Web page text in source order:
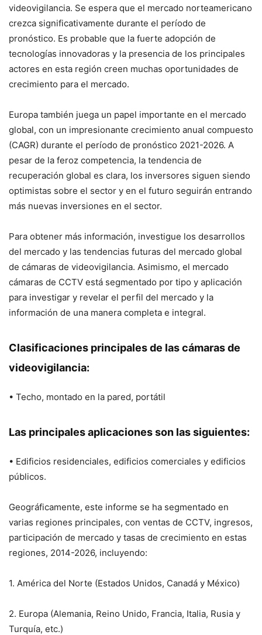
videovigilancia. Se espera que el mercado norteamericano
crezca significativamente durante el período de
pronóstico. Es probable que la fuerte adopción de
tecnologías innovadoras y la presencia de los principales
actores en esta región creen muchas oportunidades de
crecimiento para el mercado.
Europa también juega un papel importante en el mercado
global, con un impresionante crecimiento anual compuesto
(CAGR) durante el período de pronóstico 2021-2026. A
pesar de la feroz competencia, la tendencia de
recuperación global es clara, los inversores siguen siendo
optimistas sobre el sector y en el futuro seguirán entrando
más nuevas inversiones en el sector.
Para obtener más información, investigue los desarrollos
del mercado y las tendencias futuras del mercado global
de cámaras de videovigilancia. Asimismo, el mercado
cámaras de CCTV está segmentado por tipo y aplicación
para investigar y revelar el perfil del mercado y la
información de una manera completa e integral.
Clasificaciones principales de las cámaras de
videovigilancia:
• Techo, montado en la pared, portátil
Las principales aplicaciones son las siguientes:
• Edificios residenciales, edificios comerciales y edificios
públicos.
Geográficamente, este informe se ha segmentado en
varias regiones principales, con ventas de CCTV, ingresos,
participación de mercado y tasas de crecimiento en estas
regiones, 2014-2026, incluyendo:
1. América del Norte (Estados Unidos, Canadá y México)
2. Europa (Alemania, Reino Unido, Francia, Italia, Rusia y
Turquía, etc.)